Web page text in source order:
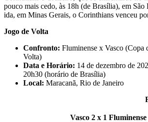
pouco mais cedo, às 18h (de Brasília), em
ida, em Minas Gerais, o Corinthians venceu
Jogo de Volta
Confronto: Fluminense x Vasco (Copa
Volta)
Data e Horário: 14 de dezembro de
20h30 (horário de Brasília)
Local: Maracanã, Rio de Janeiro
FICHA
Vasco 2 x 1 Fluminense